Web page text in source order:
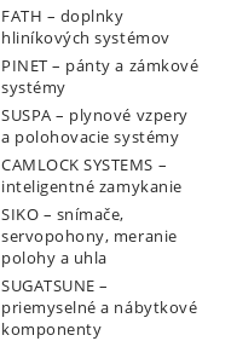
FATH – doplnky
hliníkových systémov
PINET – pánty a zámkové
systémy
SUSPA – plynové vzpery
a polohovacie systémy
CAMLOCK SYSTEMS –
inteligentné zamykanie
SIKO – snímače,
servopohony, meranie
polohy a uhla
SUGATSUNE –
priemyselné a nábytkové
komponenty